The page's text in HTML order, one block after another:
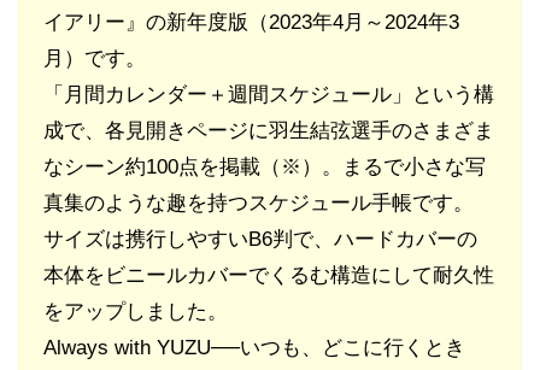
イアリー』の新年度版（2023年4月～2024年3
月）です。
「月間カレンダー＋週間スケジュール」という構
成で、各見開きページに羽生結弦選手のさまざま
なシーン約100点を掲載（※）。まるで小さな写
真集のような趣を持つスケジュール手帳です。
サイズは携行しやすいB6判で、ハードカバーの
本体をビニールカバーでくるむ構造にして耐久性
をアップしました。
Always with YUZU──いつも、どこに行くとき